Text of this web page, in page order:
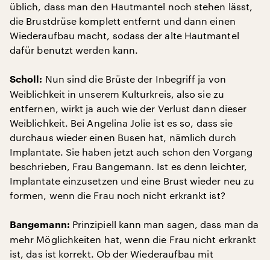
üblich, dass man den Hautmantel noch stehen lässt,
die Brustdrüse komplett entfernt und dann einen
Wiederaufbau macht, sodass der alte Hautmantel
dafür benutzt werden kann.
Scholl: Nun sind die Brüste der Inbegriff ja von
Weiblichkeit in unserem Kulturkreis, also sie zu
entfernen, wirkt ja auch wie der Verlust dann dieser
Weiblichkeit. Bei Angelina Jolie ist es so, dass sie
durchaus wieder einen Busen hat, nämlich durch
Implantate. Sie haben jetzt auch schon den Vorgang
beschrieben, Frau Bangemann. Ist es denn leichter,
Implantate einzusetzen und eine Brust wieder neu zu
formen, wenn die Frau noch nicht erkrankt ist?
Bangemann: Prinzipiell kann man sagen, dass man da
mehr Möglichkeiten hat, wenn die Frau nicht erkrankt
ist, das ist korrekt. Ob der Wiederaufbau mit